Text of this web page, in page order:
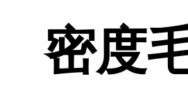
密度